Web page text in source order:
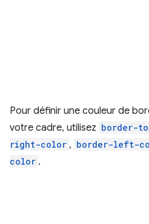
Pour définir une couleur de
votre cadre, utilisez border-
right-color , border-left-
color .